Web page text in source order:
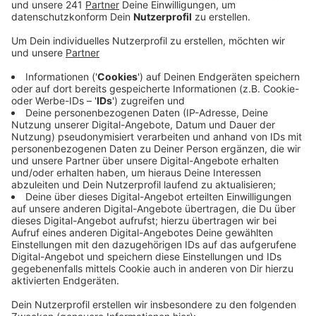
Steuerhinterziehung und Geldwäsche in
Millionenhöhe vorgeworfen wird. Der Mann soll
zwischen 2021 und 2025 mindestens vier
Fakeshops im Internet betrieben haben.
Veröffentlicht: Donnerstag, 21.05.2026 05:46
Anzeige
Kunden zahlten für Waren, die nie geliefert wurden.
Zusätzlich lockte er mit vermeintlich lukrativen
Nebenjobs als App-Tester bundesweit mindestens
380 Menschen an, übernahm die Kontrolle über deren
Bankkonten und transferierte seine illegalen Gewinne
in Kryptowährungen. Bei den Durchsuchungen haben
speziell geschulte Krypto- und Finanzermittler
Beweismittel sichergestellt sowie Geld und
Wertsachen gepfändet, so die Staatsanwaltschaft